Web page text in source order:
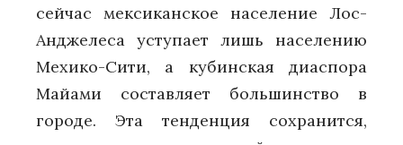
сейчас мексиканское население Лос-
Анджелеса уступает лишь населению
Мехико-Сити, а кубинская диаспора
Майами составляет большинство в
городе. Эта тенденция сохранится,